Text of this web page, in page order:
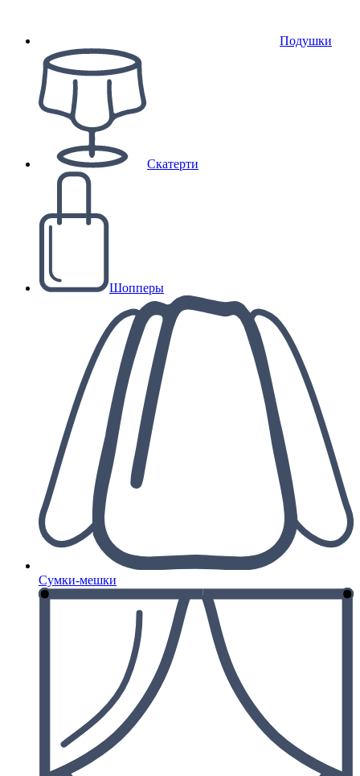
Подушки
Скатерти
Шопперы
Сумки-мешки